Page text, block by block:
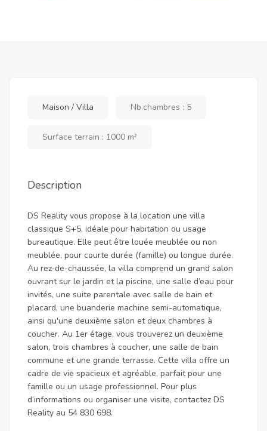
Maison / Villa Nb.chambres : 5
Surface terrain : 1000 m²
Description
DS Reality vous propose à la location une villa
classique S+5, idéale pour habitation ou usage
bureautique. Elle peut être louée meublée ou non
meublée, pour courte durée (famille) ou longue durée.
Au rez-de-chaussée, la villa comprend un grand salon
ouvrant sur le jardin et la piscine, une salle d’eau pour
invités, une suite parentale avec salle de bain et
placard, une buanderie machine semi-automatique,
ainsi qu'une deuxième salon et deux chambres à
coucher. Au 1er étage, vous trouverez un deuxième
salon, trois chambres à coucher, une salle de bain
commune et une grande terrasse. Cette villa offre un
cadre de vie spacieux et agréable, parfait pour une
famille ou un usage professionnel. Pour plus
d’informations ou organiser une visite, contactez DS
Reality au 54 830 698.